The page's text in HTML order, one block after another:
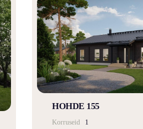
HOHDE 155
Korruseid
1